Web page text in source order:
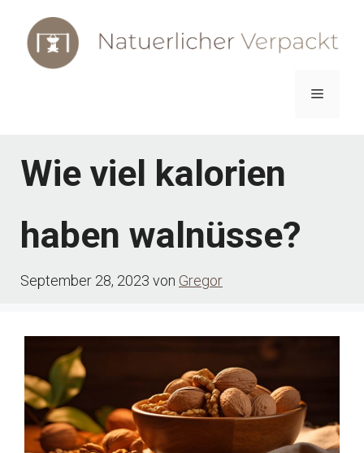
Inhalt
springen
Menü
Wie viel kalorien
haben walnüsse?
September 28, 2023 von Gregor